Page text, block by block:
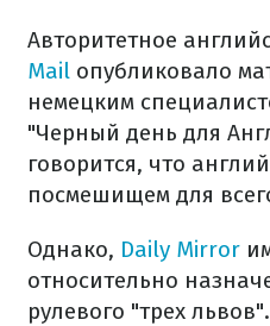
Авторитетное
Mail опубликовало
немецким
"Черный день для
говорится, что
посмешищем для
Однако, Daily Mirror
относительно
рулевого "трех